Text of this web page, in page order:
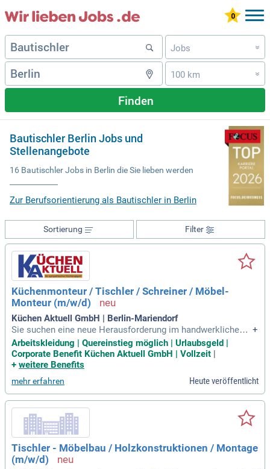
Jobs »
100 km »
Finden
Bautischler Berlin Jobs und
Stellenangebote
16 Bautischler Jobs in Berlin die Sie lieben werden
Zur Berufsorientierung als Bautischler in Berlin
Filter
Sortierung
Küchenmonteur / Tischler / Schreiner / Möbel-
Monteur (m/w/d)
Küchen Aktuell GmbH | Berlin-Mariendorf
Sie suchen eine neue Herausforderung im handwerklichen B
ereich? Wir bieten Quereinsteigern (m/w/d) die Möglichkeit,
Ihr Geschick als Tischler oder Schreiner zu entfalten, auch o
hne Ausbildung. Profitieren Sie von überdurchschnittlicher B
onellen Mitarbeiter (m/w/d) erhalten hochwertige Ausstattu
ngen und geregelte Arbeitszeiten von Montag bis Freitag. Zu
dem unterstützen wir Sie finanziell bei Ihrem LKW-Führersch
ein der Klasse C1. Bewerben Sie sich jetzt und nutzen Sie un
sere attraktiven Mitarbeiterrabatte und Sonderleistungen!
+
Arbeitskleidung | Quereinstieg möglich | Urlaubsgeld |
Corporate Benefit Küchen Aktuell GmbH | Vollzeit
+ weitere Benefits
mehr erfahren Heute veröffentlicht
Tischler - Möbelbau / Holzkonstruktionen / Montage
(m/w/d)